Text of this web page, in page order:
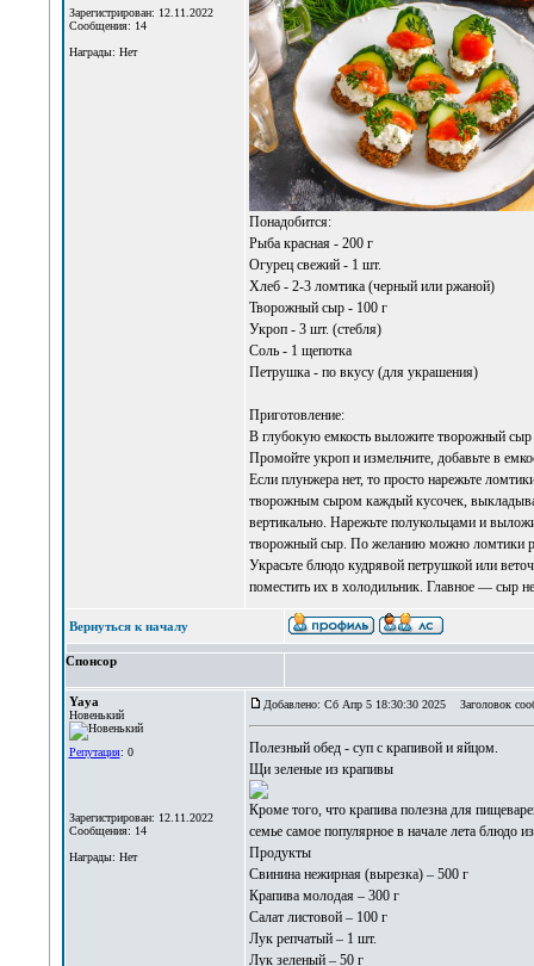
Зарегистрирован: 12.11.2022
Сообщения: 14
Награды: Нет
Понадобится:
Рыба красная - 200 г
Огурец свежий - 1 шт.
Хлеб - 2-3 ломтика (черный или ржаной)
Творожный сыр - 100 г
Укроп - 3 шт. (стебля)
Соль - 1 щепотка
Петрушка - по вкусу (для украшения)
Приготовление:
В глубокую емкость выложите творожный сыр
Промойте укроп и измельчите, добавьте в
Если плунжера нет, то просто нарежьте
творожным сыром каждый кусочек,
вертикально. Нарежьте полукольцами и
творожный сыр. По желанию можно ломтики
Украсьте блюдо кудрявой петрушкой или
поместить их в холодильник. Главное — сыр
Вернуться к началу
Спонсор
Yaya
Новенький
Репутация: 0
Зарегистрирован: 12.11.2022
Сообщения: 14
Награды: Нет
Добавлено: Сб Апр 5 18:30:30 2025 Заголовок
Полезный обед - суп с крапивой и яйцом.
Щи зеленые из крапивы
Кроме того, что крапива полезна для
семье самое популярное в начале лета блюдо
Продукты
Свинина нежирная (вырезка) – 500 г
Крапива молодая – 300 г
Салат листовой – 100 г
Лук репчатый – 1 шт.
Лук зеленый – 50 г